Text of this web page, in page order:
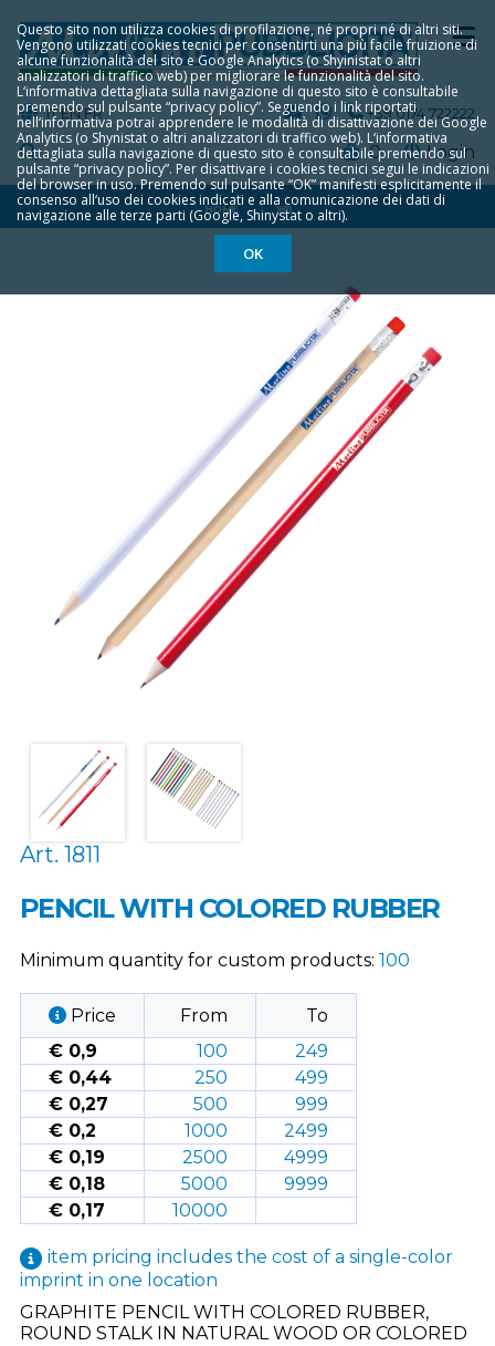
Questo sito non utilizza cookies di profilazione, né propri né di altri siti.
Vengono utilizzati cookies tecnici per consentirti una più facile fruizione di
alcune funzionalità del sito e Google Analytics (o Shyinistat o altri
analizzatori di traffico web) per migliorare le funzionalità del sito.
L‘informativa dettagliata sulla navigazione di questo sito è consultabile
premendo sul pulsante “privacy policy”. Seguendo i link riportati
nell‘informativa potrai apprendere le modalità di disattivazione dei Google
Analytics (o Shynistat o altri analizzatori di traffico web). L‘informativa
dettagliata sulla navigazione di questo sito è consultabile premendo sul
pulsante “privacy policy”. Per disattivare i cookies tecnici segui le indicazioni
del browser in uso. Premendo sul pulsante “OK” manifesti esplicitamente il
consenso all‘uso dei cookies indicati e alla comunicazione dei dati di
navigazione alle terze parti (Google, Shinystat o altri).
OK
IT EN FR +39 0174 722222
Login
0
HOME 1811
Art. 1811
PENCIL WITH COLORED RUBBER
Minimum quantity for custom products: 100
Price From
To
€ 0,9
100
249
€ 0,44
250
499
€ 0,27
500
999
€ 0,2
1000
2499
€ 0,19
2500
4999
€ 0,18
5000
9999
€ 0,17
10000
item pricing includes the cost of a single-color
imprint in one location
GRAPHITE PENCIL WITH COLORED RUBBER,
ROUND STALK IN NATURAL WOOD OR COLORED